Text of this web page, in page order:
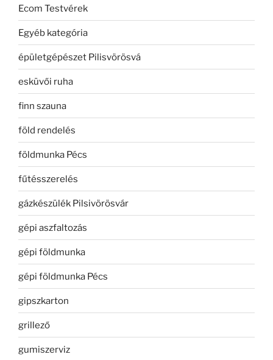
Ecom Testvérek
Egyéb kategória
épületgépészet Pilisvörösvá
esküvői ruha
finn szauna
föld rendelés
földmunka Pécs
fűtésszerelés
gázkészülék Pilsivörösvár
gépi aszfaltozás
gépi földmunka
gépi földmunka Pécs
gipszkarton
grillező
gumiszerviz